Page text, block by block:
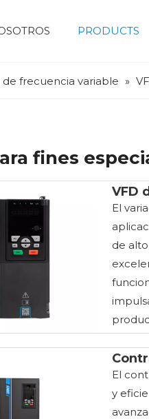
PRODUCTS
de frecuencia variable »
fines
VFD
El
de
El
y